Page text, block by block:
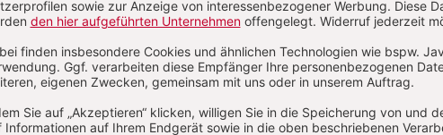
Tobias Götting